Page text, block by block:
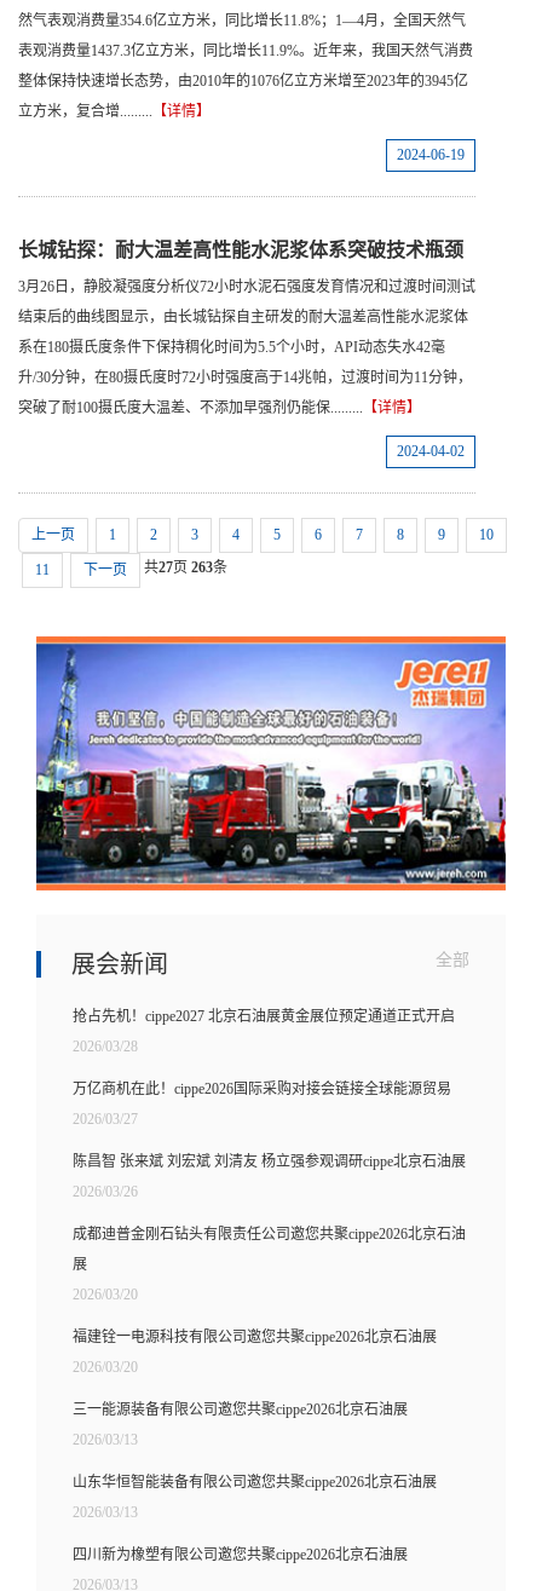
然气表观消费量354.6亿立方米，同比增长11.8%；1—4月，全国天然气
表观消费量1437.3亿立方米，同比增长11.9%。近年来，我国天然气消费
整体保持快速增长态势，由2010年的1076亿立方米增至2023年的3945亿
立方米，复合增......... 【详情】
2024-06-19
长城钻探：耐大温差高性能水泥浆体系突破技术瓶颈
3月26日，静胶凝强度分析仪72小时水泥石强度发育情况和过渡时间测试
结束后的曲线图显示，由长城钻探自主研发的耐大温差高性能水泥浆体
系在180摄氏度条件下保持稠化时间为5.5个小时，API动态失水42毫
升/30分钟，在80摄氏度时72小时强度高于14兆帕，过渡时间为11分钟，
突破了耐100摄氏度大温差、不添加早强剂仍能保......... 【详情】
2024-04-02
上一页 1 2 3 4 5 6 7 8 9 10
11 下一页 共27页 263条
展会新闻 全部
抢占先机！cippe2027 北京石油展黄金展位预定通道正式开启
2026/03/28
万亿商机在此！cippe2026国际采购对接会链接全球能源贸易
2026/03/27
陈昌智 张来斌 刘宏斌 刘清友 杨立强参观调研cippe北京石油展
2026/03/26
成都迪普金刚石钻头有限责任公司邀您共聚cippe2026北京石油
展
2026/03/20
福建铨一电源科技有限公司邀您共聚cippe2026北京石油展
2026/03/20
三一能源装备有限公司邀您共聚cippe2026北京石油展
2026/03/13
山东华恒智能装备有限公司邀您共聚cippe2026北京石油展
2026/03/13
四川新为橡塑有限公司邀您共聚cippe2026北京石油展
2026/03/13